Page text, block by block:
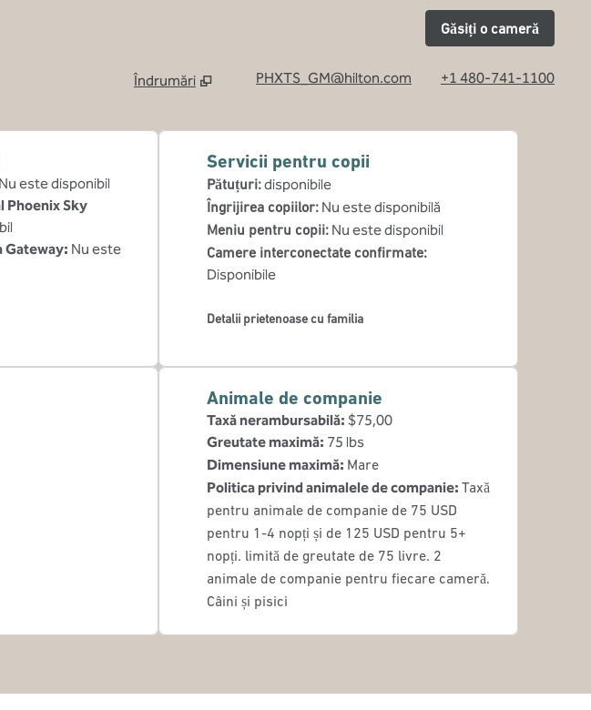
Găsiți o cameră
Îndrumări
PHXTS_GM@hilton.com +1 480-741-1100
Nu este disponibil
Phoenix Sky
Gateway: Nu este
Servicii pentru copii
Pătuțuri:disponibile
Îngrijirea copiilor: Nu este disponibilă
Meniu pentru copii: Nu este disponibil
Camere interconectate confirmate:
Disponibile
Detalii prietenoase cu familia
Animale de companie
Taxă nerambursabilă: $75,00
Greutate maximă: 75 lbs
Dimensiune maximă: Mare
Politica privind animalele de companie: Taxă
pentru animale de companie de 75 USD
pentru 1-4 nopți și de 125 USD pentru 5+
nopți. limită de greutate de 75 livre. 2
animale de companie pentru fiecare cameră.
Câini și pisici